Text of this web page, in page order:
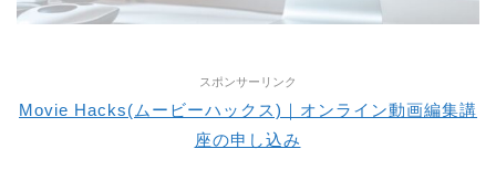
スポンサーリンク
Movie Hacks(ムービーハックス)｜オンライン動画編集講
座の申し込み